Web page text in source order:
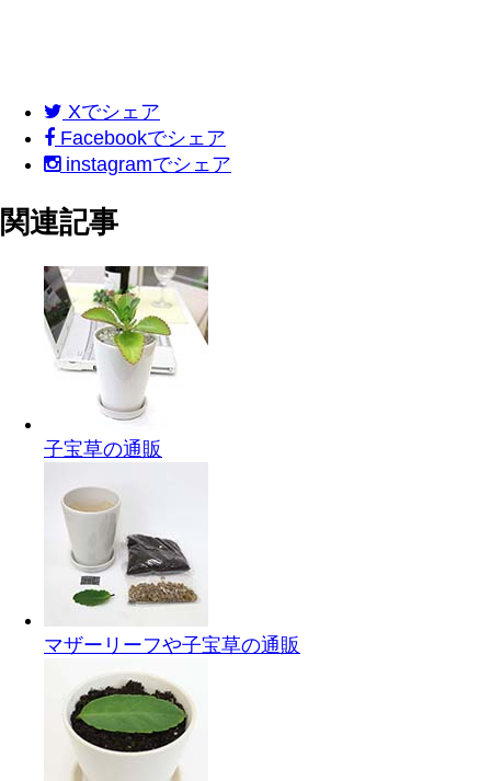
Xでシェア
Facebookでシェア
instagramでシェア
関連記事
子宝草の通販
マザーリーフや子宝草の通販